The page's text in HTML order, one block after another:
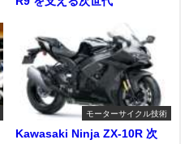
モーターサイクル技術
Kawasaki Ninja ZX-10R 次